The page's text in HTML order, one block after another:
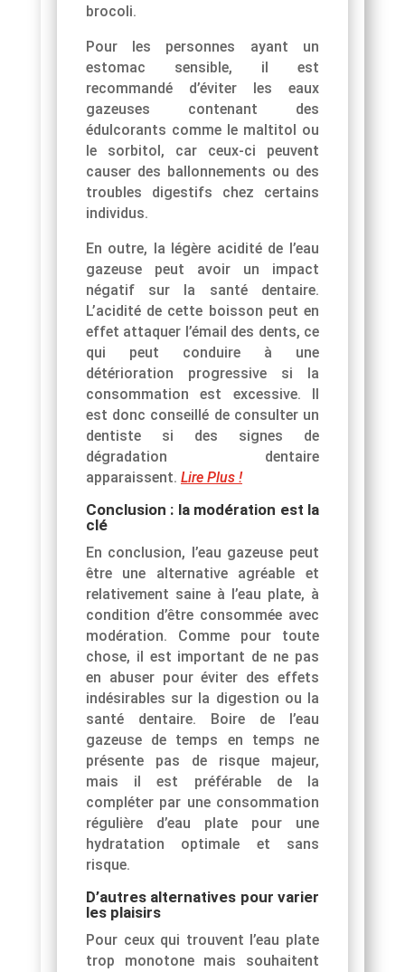
brocoli.
Pour les personnes ayant un
estomac sensible, il est
recommandé d’éviter les eaux
gazeuses contenant des
édulcorants comme le maltitol ou
le sorbitol, car ceux-ci peuvent
causer des ballonnements ou des
troubles digestifs chez certains
individus.
En outre, la légère acidité de l’eau
gazeuse peut avoir un impact
négatif sur la santé dentaire.
L’acidité de cette boisson peut en
effet attaquer l’émail des dents, ce
qui peut conduire à une
détérioration progressive si la
consommation est excessive. Il
est donc conseillé de consulter un
dentiste si des signes de
dégradation dentaire
apparaissent. Lire Plus !
Conclusion : la modération est la
clé
En conclusion, l’eau gazeuse peut
être une alternative agréable et
relativement saine à l’eau plate, à
condition d’être consommée avec
modération. Comme pour toute
chose, il est important de ne pas
en abuser pour éviter des effets
indésirables sur la digestion ou la
santé dentaire. Boire de l’eau
gazeuse de temps en temps ne
présente pas de risque majeur,
mais il est préférable de la
compléter par une consommation
régulière d’eau plate pour une
hydratation optimale et sans
risque.
D’autres alternatives pour varier
les plaisirs
Pour ceux qui trouvent l’eau plate
trop monotone mais souhaitent